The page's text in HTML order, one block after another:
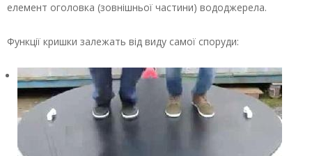
елемент оголовка (зовнішньої частини) вододжерела.
Функції кришки залежать від виду самої споруди: